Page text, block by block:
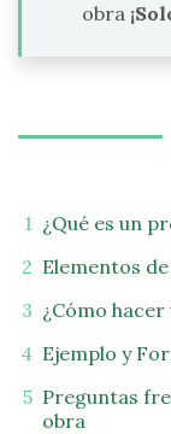
obra
¿Qué es un
Elementos
¿Cómo
Ejemplo y
Preguntas
obra